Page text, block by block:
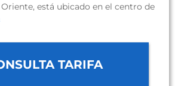
está ubicado en el centro de
TARIFA